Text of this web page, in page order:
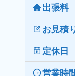
出張料
お見積
定休日
営業時